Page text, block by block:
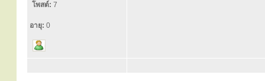
โพสต์: 7
อายุ: 0